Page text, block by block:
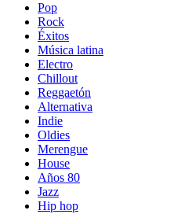
Pop
Rock
Éxitos
Música latina
Electro
Chillout
Reggaetón
Alternativa
Indie
Oldies
Merengue
House
Años 80
Jazz
Hip hop